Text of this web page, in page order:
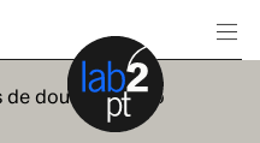
de doutoramento